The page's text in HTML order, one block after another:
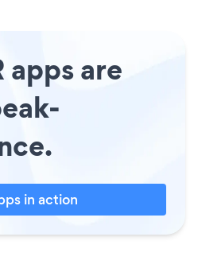
apps are
in action